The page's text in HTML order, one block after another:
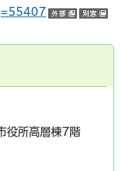
（外部
役所高層棟7階